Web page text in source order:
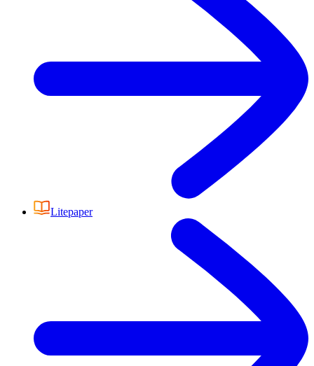
Litepaper